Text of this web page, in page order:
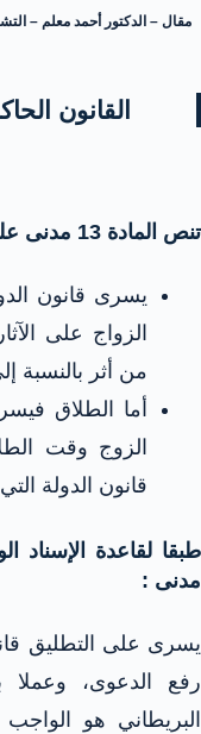
القانون
تنص المادة 13 مدنى
يسرى قانون
الزواج على
من أثر بالنسبة
أما الطلاق
الزوج وقت
قانون الدولة
مدنى :
يسرى على التطليق
رفع الدعوى، وعملا
البريطاني هو